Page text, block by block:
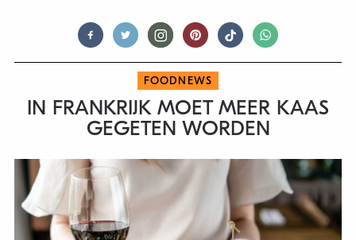
FOODNEWS
IN FRANKRIJK MOET MEER KAAS
GEGETEN WORDEN